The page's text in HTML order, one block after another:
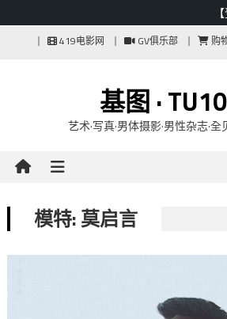
419电影网 GV俱乐部 购
基图 ·
艺术·写真·男体摄影·男性杂志·全
模特: 莫启言